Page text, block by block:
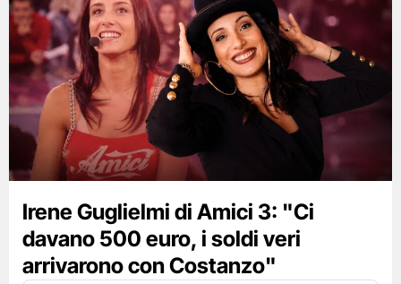
Irene Guglielmi di Amici 3: "Ci
davano 500 euro, i soldi veri
arrivarono con Costanzo"